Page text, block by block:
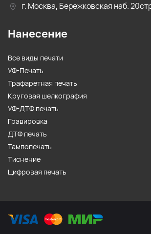
г. Москва, Бережковская наб.
Нанесение
Все виды печати
УФ-Печать
Трафаретная печать
Круговая шелкография
УФ-ДТФ печать
Гравировка
ДТФ печать
Тампопечать
Тиснение
Цифровая печать